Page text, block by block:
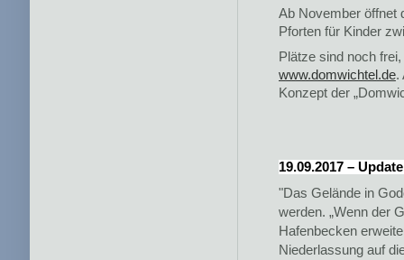
Ab November öffnet
Pforten für Kinder
Plätze sind noch
www.domwichtel.de.
Konzept der
19.09.2017 –
"Das Gelände in
werden. „Wenn der
Hafenbecken
Niederlassung auf